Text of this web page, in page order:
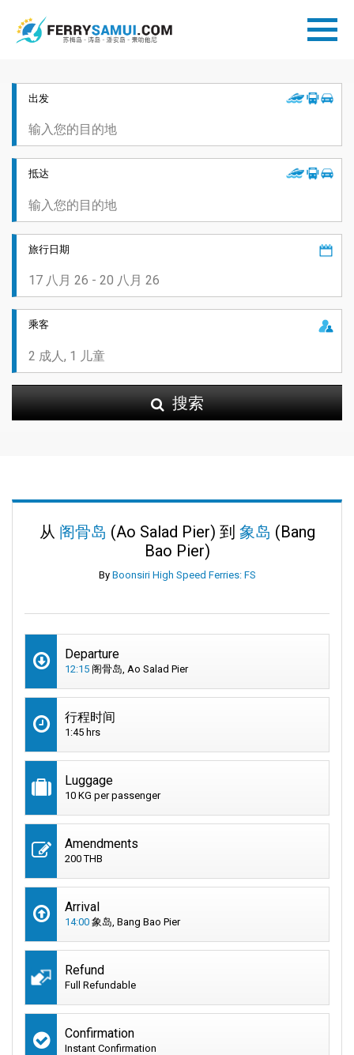
出发
抵达
旅行日期
乘客
搜索
从 阁骨岛 (Ao Salad Pier) 到 象岛 (Bang
Bao Pier)
By Boonsiri High Speed Ferries: FS
Departure
12:15 阁骨岛, Ao Salad Pier
行程时间
1:45 hrs
Luggage
10 KG per passenger
Amendments
200 THB
Arrival
14:00 象岛, Bang Bao Pier
Refund
Full Refundable
Confirmation
Instant Confirmation